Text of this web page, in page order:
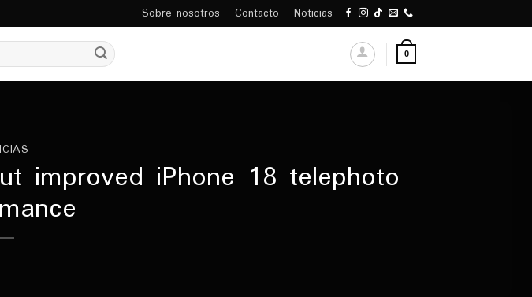
Sobre nosotros Contacto Noticias
0
improved iPhone 18 telephoto